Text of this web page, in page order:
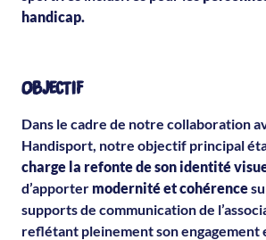
handicap.
OBJECTIF
Dans le cadre de notre collaboration
Handisport, notre objectif principal
charge la refonte de son identité
d’apporter modernité et cohérence
supports de communication de
reflétant pleinement son engagement